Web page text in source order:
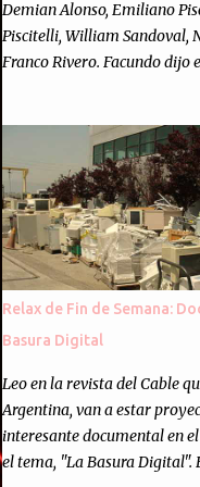
Demian Alonso, Emiliano
Piscitelli, William Sandoval,
Franco Rivero. Facundo dijo
Cincuenta ocasiones para
contacto con ustedes y
de tecnología más
nuestra propia óptica: un
independiente e
nos ocurrió que estemos
cuando digo "todos" me
semanario como panelista, y
eso se nos ocurrió la idea de
vivo. La tarea no fué facil,
coordinar horarios, preparar
configurar muchos
Relax de Fin de Semana:
Basura Digital
Leo en la revista del Cable
Argentina, van a estar
interesante documental en
el tema, "La Basura Digital".